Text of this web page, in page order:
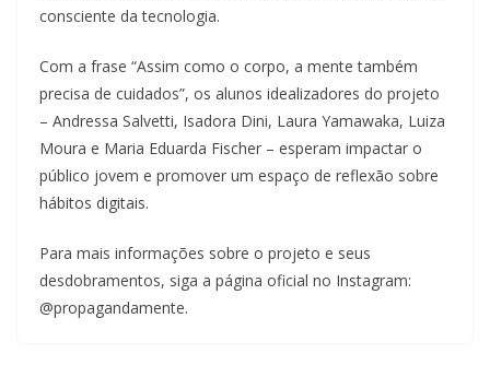
consciente da tecnologia.
Com a frase “Assim como o corpo, a mente também
precisa de cuidados”, os alunos idealizadores do projeto
– Andressa Salvetti, Isadora Dini, Laura Yamawaka, Luiza
Moura e Maria Eduarda Fischer – esperam impactar o
público jovem e promover um espaço de reflexão sobre
hábitos digitais.
Para mais informações sobre o projeto e seus
desdobramentos, siga a página oficial no Instagram:
@propagandamente.